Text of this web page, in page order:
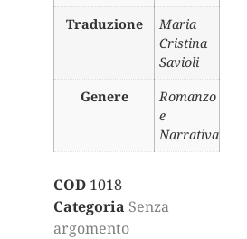
Traduzione
Maria
Cristina
Savioli
Genere
Romanzo
e
Narrativa
COD 1018
Categoria Senza
argomento